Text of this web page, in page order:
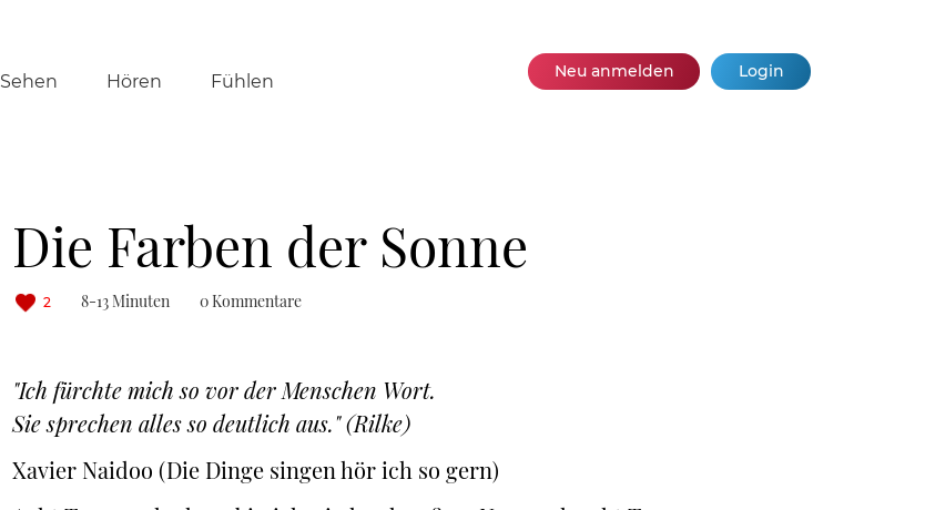
Sehen Hören Fühlen Neu anmelden Login
Die Farben der Sonne
2 8-13 Minuten 0 Kommentare
"Ich fürchte mich so vor der Menschen Wort.
Sie sprechen alles so deutlich aus." (Rilke)
Xavier Naidoo (Die Dinge singen hör ich so gern)